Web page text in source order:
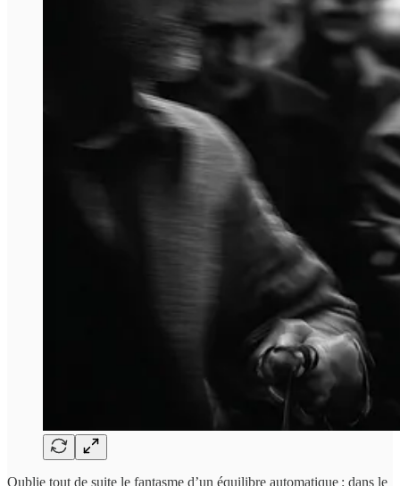
Oublie tout de suite le fantasme d’un équilibre automatique : dans le